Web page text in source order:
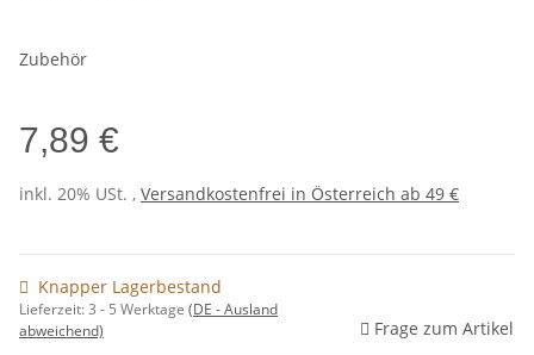
Zubehör
7,89 €
inkl. 20% USt. , Versandkostenfrei in Österreich ab 49 €
Knapper Lagerbestand
Lieferzeit:3 - 5 Werktage (DE - Ausland
abweichend)
Frage zum Artikel